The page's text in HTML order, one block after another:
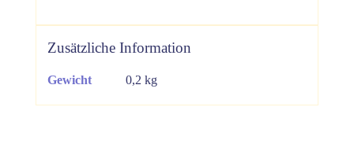
Zusätzliche Information
Gewicht 0,2 kg